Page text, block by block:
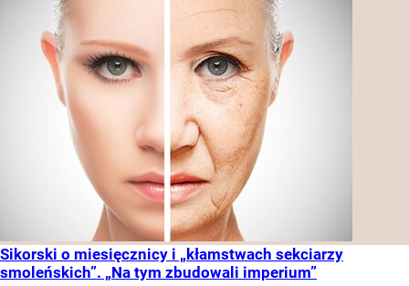
Sikorski o miesięcznicy i „kłamstwach sekciarzy
smoleńskich”. „Na tym zbudowali imperium”